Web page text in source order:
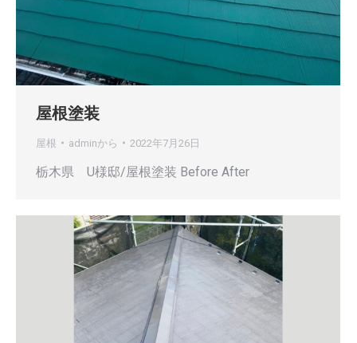
屋根塗装
屋根 adminから 2022年7月26日
栃木県 U様邸/屋根塗装 Before After